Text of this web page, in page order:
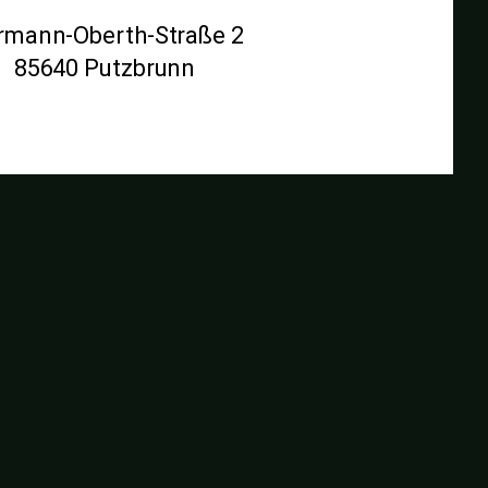
Oberth-Straße 2
85640 Putzbrunn